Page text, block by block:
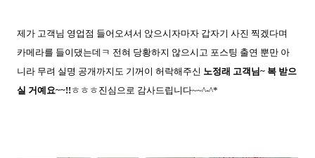
제가 고객님 영업점 들어오셔서 앉으시자마자 갑자기 사진 찍겠다며
카메라를 들이댔는데ㅋ 전혀 당황하지 않으시고 포스팅 출연 뿐만 아
니라 무려 실명 공개까지도 기꺼이 허락해주신 노정래 고객님~ 복 받으
실 거예요~~!! ㅎㅎㅎ진심으로 감사드립니다~~^-^*